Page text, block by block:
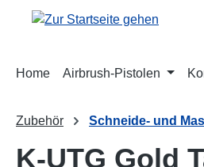
Hauptinhalt springen
Zur Suche springen
Zur Hauptnavigation springen
Home Airbrush-Pistolen
Zubehör Schneide- und
K-UTG Gold